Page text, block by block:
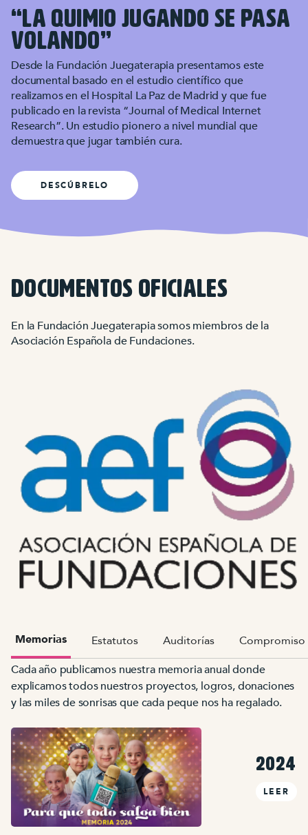
“LA QUIMIO JUGANDO SE PASA
VOLANDO”
Desde la Fundación Juegaterapia presentamos este
documental basado en el estudio científico que
realizamos en el Hospital La Paz de Madrid y que fue
publicado en la revista “Journal of Medical Internet
Research”. Un estudio pionero a nivel mundial que
demuestra que jugar también cura.
DESCÚBRELO
documentos oficiales
En la Fundación Juegaterapia somos miembros de la
Asociación Española de Fundaciones.
Memorias Estatutos Auditorías
Compromiso
Cada año publicamos nuestra memoria anual donde
explicamos todos nuestros proyectos, logros, donaciones
y las miles de sonrisas que cada peque nos ha regalado.
2024
LEER